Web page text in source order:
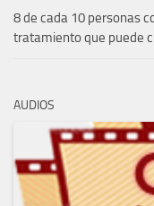
8 de cada 10 personas
tratamiento que puede
AUDIOS